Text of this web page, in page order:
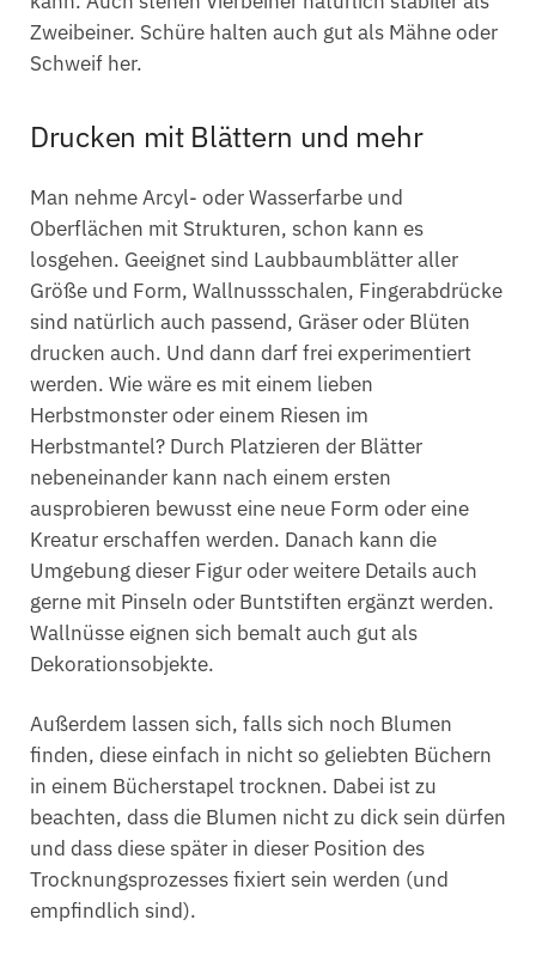
Zweibeiner. Schüre halten auch gut als Mähne oder
Schweif her.
Drucken mit Blättern und mehr
Man nehme Arcyl- oder Wasserfarbe und
Oberflächen mit Strukturen, schon kann es
losgehen. Geeignet sind Laubbaumblätter aller
Größe und Form, Wallnussschalen, Fingerabdrücke
sind natürlich auch passend, Gräser oder Blüten
drucken auch. Und dann darf frei experimentiert
werden. Wie wäre es mit einem lieben
Herbstmonster oder einem Riesen im
Herbstmantel? Durch Platzieren der Blätter
nebeneinander kann nach einem ersten
ausprobieren bewusst eine neue Form oder eine
Kreatur erschaffen werden. Danach kann die
Umgebung dieser Figur oder weitere Details auch
gerne mit Pinseln oder Buntstiften ergänzt werden.
Wallnüsse eignen sich bemalt auch gut als
Dekorationsobjekte.
Außerdem lassen sich, falls sich noch Blumen
finden, diese einfach in nicht so geliebten Büchern
in einem Bücherstapel trocknen. Dabei ist zu
beachten, dass die Blumen nicht zu dick sein dürfen
und dass diese später in dieser Position des
Trocknungsprozesses fixiert sein werden (und
empfindlich sind).